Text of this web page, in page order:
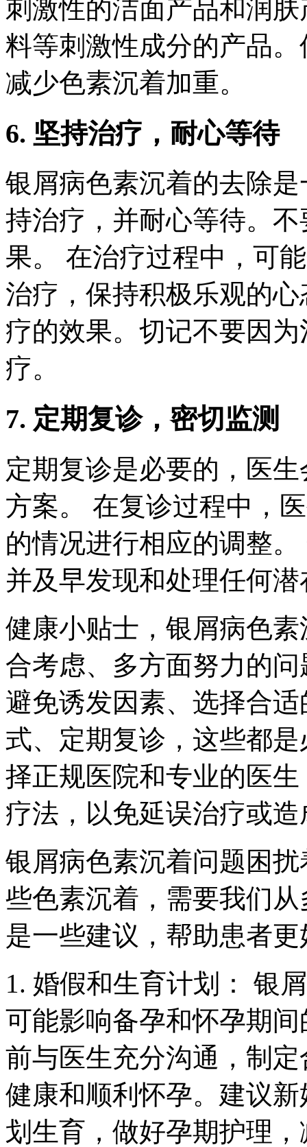
刺激性的洁面产品和润
料等刺激性成分的产品
减少色素沉着加重。
6. 坚持治疗，耐心等待
银屑病色素沉着的去除
持治疗，并耐心等待。
果。 在治疗过程中，可
治疗，保持积极乐观的
疗的效果。切记不要因
疗。
7. 定期复诊，密切监测
定期复诊是必要的，医
方案。 在复诊过程中，
的情况进行相应的调整
并及早发现和处理任何
健康小贴士，银屑病色
合考虑、多方面努力的
避免诱发因素、选择合
式、定期复诊，这些都
择正规医院和专业的医
疗法，以免延误治疗或
银屑病色素沉着问题困
些色素沉着，需要我们
是一些建议，帮助患者
1. 婚假和生育计划： 银
可能影响备孕和怀孕期
前与医生充分沟通，制
健康和顺利怀孕。建议
划生育，做好孕期护理